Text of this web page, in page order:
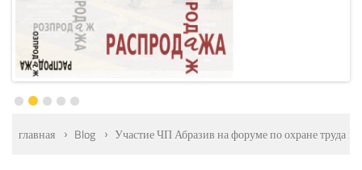
главная Blog Участие ЧП Абразив на форуме по охране труда в